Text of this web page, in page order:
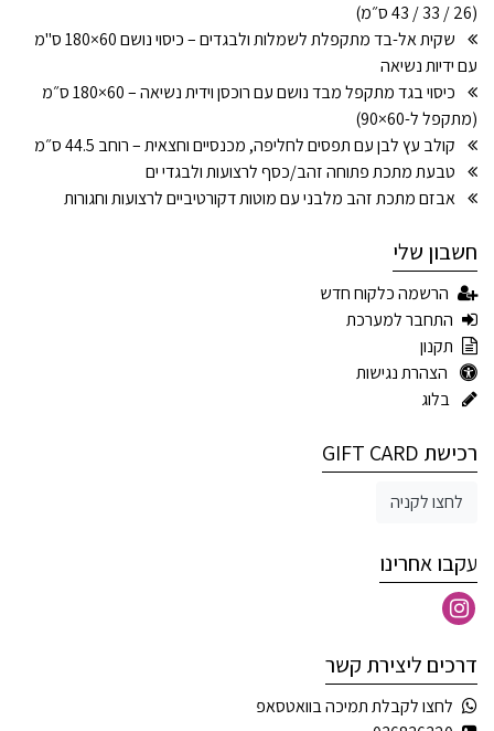
(26 / 33 / 43 ס״מ)
שקית אל-בד מתקפלת לשמלות ולבגדים – כיסוי נושם 60×180 ס"מ
עם ידיות נשיאה
כיסוי בגד מתקפל מבד נושם עם רוכסן וידית נשיאה – 60×180 ס״מ
(מתקפל ל-60×90)
קולב עץ לבן עם תפסים לחליפה, מכנסיים וחצאית – רוחב 44.5 ס״מ
טבעת מתכת פתוחה זהב/כסף לרצועות ולבגדי ים
אבזם מתכת זהב מלבני עם מוטות דקורטיביים לרצועות וחגורות
חשבון שלי
הרשמה כלקוח חדש
התחבר למערכת
תקנון
הצהרת נגישות
בלוג
רכישת GIFT CARD
לחצו לקניה
עקבו אחרינו
דרכים ליצירת קשר
לחצו לקבלת תמיכה בוואטסאפ